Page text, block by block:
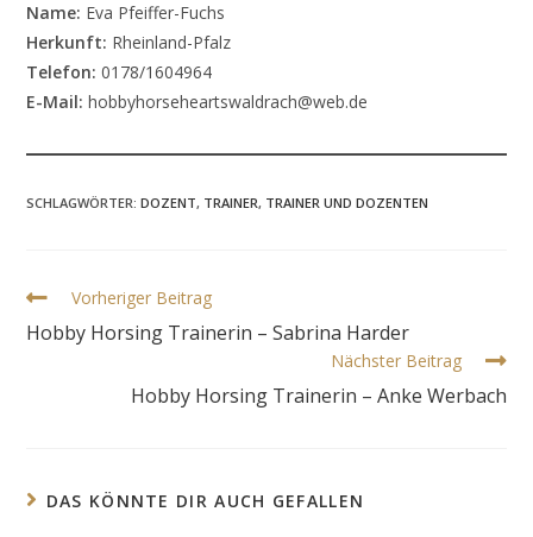
Name: Eva Pfeiffer-Fuchs
Herkunft: Rheinland-Pfalz
Telefon:0178/1604964
E-Mail: hobbyhorseheartswaldrach@web.de
SCHLAGWÖRTER:DOZENT, TRAINER, TRAINER UND DOZENTEN
Weitere
ansehen
Vorheriger Beitrag
Hobby Horsing Trainerin – Sabrina Harder
Nächster Beitrag
Hobby Horsing Trainerin – Anke Werbach
DAS KÖNNTE DIR AUCH GEFALLEN